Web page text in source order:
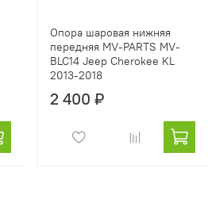
Опора шаровая нижняя
передняя MV-PARTS MV-
BLC14 Jeep Cherokee KL
2013-2018
2 400 ₽